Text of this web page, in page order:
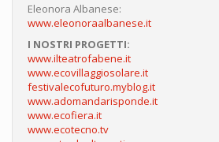
Eleonora Albanese:
www.eleonoraalbanese.it
I NOSTRI PROGETTI:
www.ilteatrofabene.it
www.ecovillaggiosolare.it
festivalecofuturo.myblog.it
www.adomandarisponde.it
www.ecofiera.it
www.ecotecno.tv